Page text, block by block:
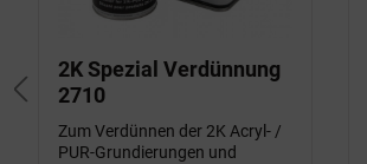
2K Spezial Verdünnung
2710
Zum Verdünnen der 2K Acryl- /
PUR-Grundierungen und